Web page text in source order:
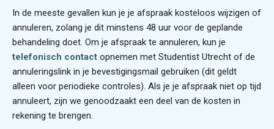
In de meeste gevallen kun je je afspraak kosteloos wijzigen of
annuleren, zolang je dit minstens 48 uur voor de geplande
behandeling doet. Om je afspraak te annuleren, kun je
telefonisch contact opnemen met Studentist Utrecht of de
annuleringslink in je bevestigingsmail gebruiken (dit geldt
alleen voor periodieke controles). Als je je afspraak niet op tijd
annuleert, zijn we genoodzaakt een deel van de kosten in
rekening te brengen.